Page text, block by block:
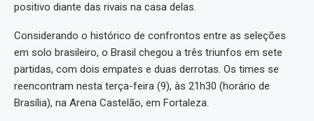
positivo diante das rivais na casa delas.
Considerando o histórico de confrontos entre as seleções
em solo brasileiro, o Brasil chegou a três triunfos em sete
partidas, com dois empates e duas derrotas. Os times se
reencontram nesta terça-feira (9), às 21h30 (horário de
Brasília), na Arena Castelão, em Fortaleza.